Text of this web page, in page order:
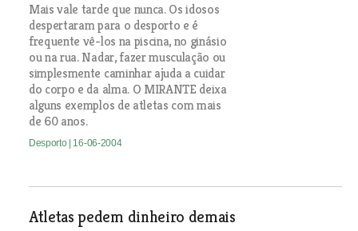
Mais vale tarde que nunca. Os idosos
despertaram para o desporto e é
frequente vê-los na piscina, no ginásio
ou na rua. Nadar, fazer musculação ou
simplesmente caminhar ajuda a cuidar
do corpo e da alma. O MIRANTE deixa
alguns exemplos de atletas com mais
de 60 anos.
Desporto | 16-06-2004
Atletas pedem dinheiro demais